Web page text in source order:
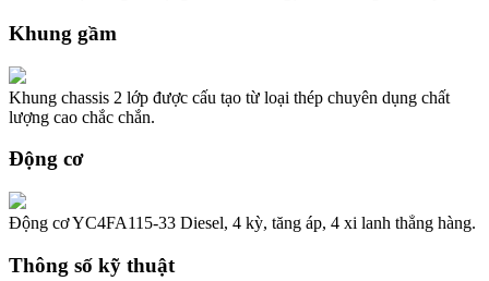
Khung gầm
Khung chassis 2 lớp được cấu tạo từ loại thép chuyên dụng chất
lượng cao chắc chắn.
Động cơ
Động cơ YC4FA115-33 Diesel, 4 kỳ, tăng áp, 4 xi lanh thẳng hàng.
Thông số kỹ thuật